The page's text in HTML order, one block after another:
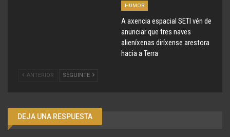
HUMOR
A axencia espacial SETI vén de
anunciar que tres naves
alieníxenas diríxense arestora
hacia a Terra
ANTERIOR SEGUINTE
DEJA UNA RESPUESTA